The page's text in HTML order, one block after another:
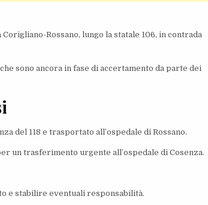
Rossano, lungo la statale 106, in contrada
sono ancora in fase di accertamento da parte dei
del 118 e trasportato all’ospedale di Rossano.
un trasferimento urgente all’ospedale di Cosenza.
e stabilire eventuali responsabilità.